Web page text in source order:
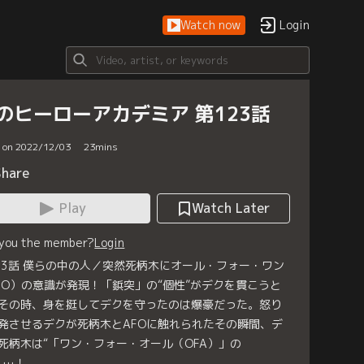
Watch now Login
ヒーローアカデミア 第123話
on 2022/12/03 23mins
Play
Watch Later
the member?Login
話 僕らの中の人／突然死柄木にオール・フォー・ワン
）の意識が発現！「鋲突」の“個性”がデクを貫こうと
の時、身を挺してデクを守ったのは爆豪だった。怒り
させるデクが死柄木とAFOに触れられたその瞬間、デ
柄木は“「ワン・フォー・オール（OFA）」の